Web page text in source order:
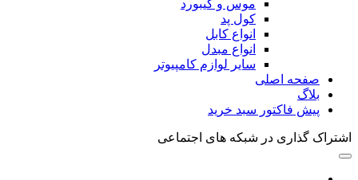
موس و کیبورد
کول پد
انواع کابل
انواع مبدل
سایر لوازم کامپیوتر
صفحه اصلی
بلاگ
پیش فاکتور سبد خرید
اشتراک گذاری در شبکه های اجتماعی